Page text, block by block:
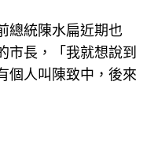
總統陳水扁近期也
市長，「我就想說到
個人叫陳致中，後來